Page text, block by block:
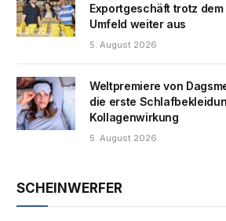
Exportgeschäft trotz
Umfeld weiter aus
5. August 2026
Weltpremiere von
die erste
Kollagenwirkung
5. August 2026
SCHEINWERFER